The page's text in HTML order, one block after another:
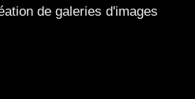
de galeries d'images